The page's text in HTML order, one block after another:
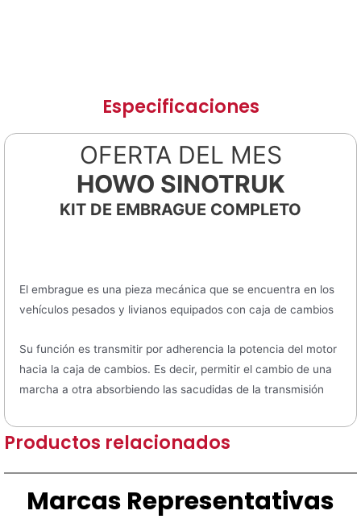
Especificaciones
OFERTA DEL MES
HOWO SINOTRUK
KIT DE EMBRAGUE COMPLETO
El embrague es una pieza mecánica que se encuentra en los
vehículos pesados y livianos equipados con caja de cambios
Su función es transmitir por adherencia la potencia del motor
hacia la caja de cambios. Es decir, permitir el cambio de una
marcha a otra absorbiendo las sacudidas de la transmisión
Productos relacionados
Marcas Representativas